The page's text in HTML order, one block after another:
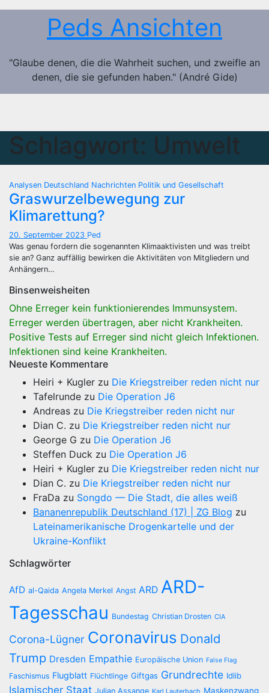
Zum
Peds Ansichten
"Glaube denen, die die Wahrheit suchen, und zweifle an
denen, die sie gefunden haben." (André Gide)
Schlagwort: Umwelt
Analysen Deutschland Nachrichten Politik und Gesellschaft
Graswurzelbewegung zur
Klimarettung?
20. September 2023 Ped
Was genau fordern die sogenannten Klimaaktivisten und was treibt
sie an? Ganz auffällig bewirken die Aktivitäten von Mitgliedern und
Anhängern…
Binsenweisheiten
Ohne Erreger kein funktionierendes Immunsystem.
Erreger werden übertragen, aber nicht Krankheiten.
Positive Tests auf Erreger sind nicht gleich Infektionen.
Infektionen sind keine Krankheiten.
Neueste Kommentare
Heiri + Kugler zu Die Kriegstreiber reden nicht nur
Tafelrunde zu Die Operation J6
Andreas zu Die Kriegstreiber reden nicht nur
Dian C. zu Die Kriegstreiber reden nicht nur
George G zu Die Operation J6
Steffen Duck zu Die Operation J6
Heiri + Kugler zu Die Kriegstreiber reden nicht nur
Dian C. zu Die Kriegstreiber reden nicht nur
FraDa zu Songdo — Die Stadt, die alles weiß
Bananenrepublik Deutschland (17) | ZG Blog zu
Lateinamerikanische Drogenkartelle und der
Ukraine-Konflikt
Schlagwörter
AfD al-Qaida Angela Merkel Angst ARD ARD-
Tagesschau Bundestag Christian Drosten CIA
Corona-Lügner Coronavirus Donald
Trump Dresden Empathie Europäische Union False Flag
Faschismus Flugblatt Flüchtlinge Giftgas Grundrechte Idlib
Islamischer Staat Julian Assange Karl Lauterbach Maskenzwang